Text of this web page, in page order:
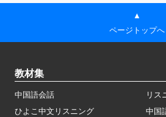
▲
ページトップへ
教材集
中国語会話
リス
ひよこ中文リスニング
中国